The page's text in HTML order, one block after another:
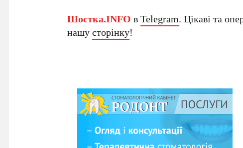
Шостка.INFO вTelegram. Цікаві та
нашусторінку!